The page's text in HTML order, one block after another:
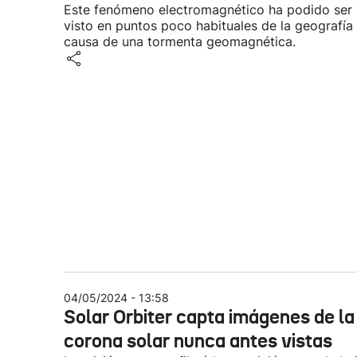
Este fenómeno electromagnético ha podido ser
visto en puntos poco habituales de la geografía
causa de una tormenta geomagnética.
04/05/2024 - 13:58
Solar Orbiter capta imágenes de la
corona solar nunca antes vistas